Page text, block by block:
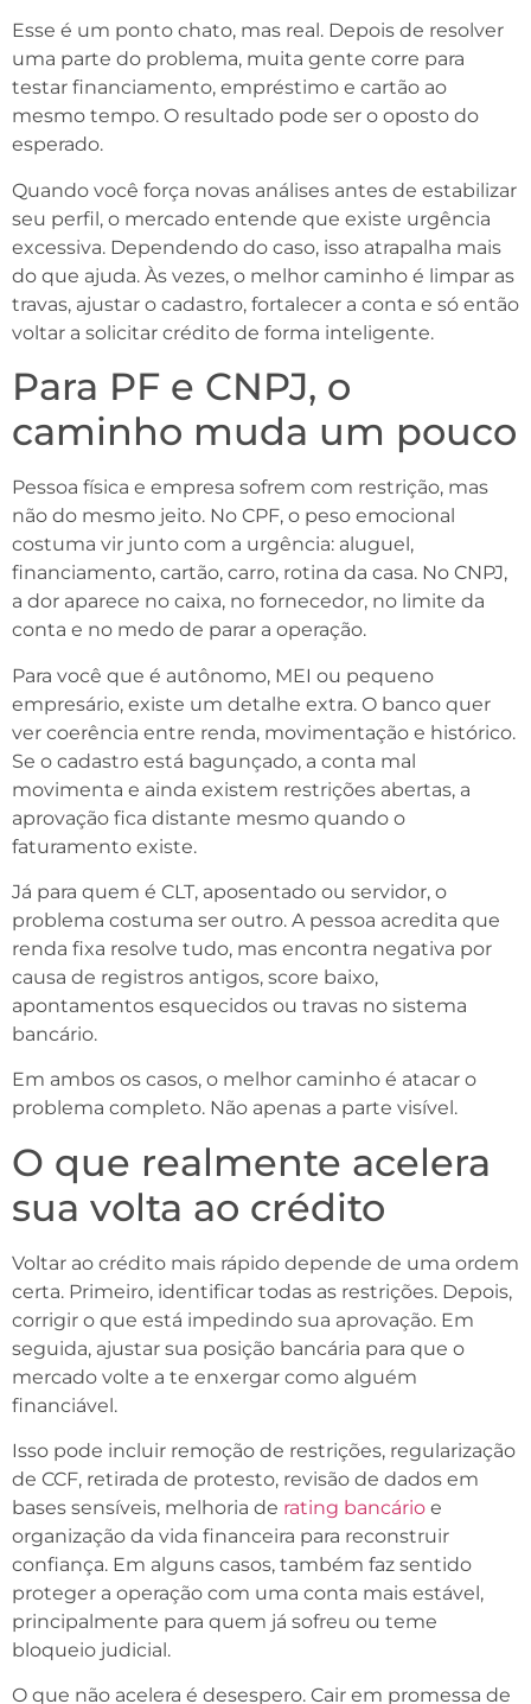
Esse é um ponto chato, mas real. Depois de resolver
uma parte do problema, muita gente corre para
testar financiamento, empréstimo e cartão ao
mesmo tempo. O resultado pode ser o oposto do
esperado.
Quando você força novas análises antes de estabilizar
seu perfil, o mercado entende que existe urgência
excessiva. Dependendo do caso, isso atrapalha mais
do que ajuda. Às vezes, o melhor caminho é limpar as
travas, ajustar o cadastro, fortalecer a conta e só então
voltar a solicitar crédito de forma inteligente.
Para PF e CNPJ, o
caminho muda um pouco
Pessoa física e empresa sofrem com restrição, mas
não do mesmo jeito. No CPF, o peso emocional
costuma vir junto com a urgência: aluguel,
financiamento, cartão, carro, rotina da casa. No CNPJ,
a dor aparece no caixa, no fornecedor, no limite da
conta e no medo de parar a operação.
Para você que é autônomo, MEI ou pequeno
empresário, existe um detalhe extra. O banco quer
ver coerência entre renda, movimentação e histórico.
Se o cadastro está bagunçado, a conta mal
movimenta e ainda existem restrições abertas, a
aprovação fica distante mesmo quando o
faturamento existe.
Já para quem é CLT, aposentado ou servidor, o
problema costuma ser outro. A pessoa acredita que
renda fixa resolve tudo, mas encontra negativa por
causa de registros antigos, score baixo,
apontamentos esquecidos ou travas no sistema
bancário.
Em ambos os casos, o melhor caminho é atacar o
problema completo. Não apenas a parte visível.
O que realmente acelera
sua volta ao crédito
Voltar ao crédito mais rápido depende de uma ordem
certa. Primeiro, identificar todas as restrições. Depois,
corrigir o que está impedindo sua aprovação. Em
seguida, ajustar sua posição bancária para que o
mercado volte a te enxergar como alguém
financiável.
Isso pode incluir remoção de restrições, regularização
de CCF, retirada de protesto, revisão de dados em
bases sensíveis, melhoria de rating bancário e
organização da vida financeira para reconstruir
confiança. Em alguns casos, também faz sentido
proteger a operação com uma conta mais estável,
principalmente para quem já sofreu ou teme
bloqueio judicial.
O que não acelera é desespero. Cair em promessa de